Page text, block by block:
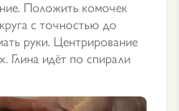
Положить комочек
с точностью до
руки. Центрирование
Глина идёт по спирали